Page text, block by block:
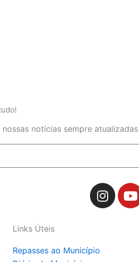
notícias sempre atualizadas
I
n
Y
o
Links Úteis
Repasses ao Município